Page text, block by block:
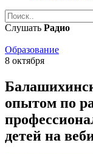
Слушать Радио
Образование
8 октября
опытом по
детей на